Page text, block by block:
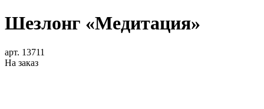
Шезлонг «Медитация»
арт. 13711
На заказ